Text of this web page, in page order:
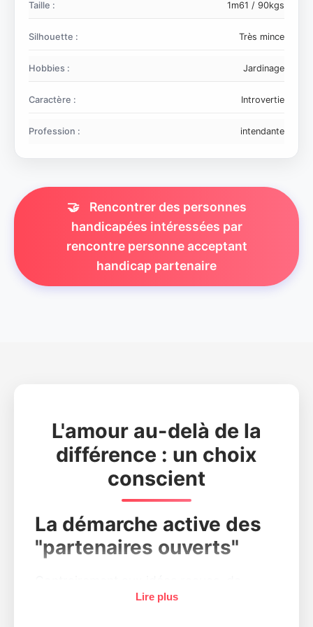
Taille : 1m61 / 90kgs
Silhouette : Très mince
Hobbies : Jardinage
Caractère : Introvertie
Profession : intendante
🤝
Rencontrer des personnes
handicapées intéressées par
rencontre personne acceptant
handicap partenaire
L'amour au-delà de la
différence : un choix
conscient
La démarche active des
"partenaires ouverts"
nombreuses personnes valides ou peu
Lire plus